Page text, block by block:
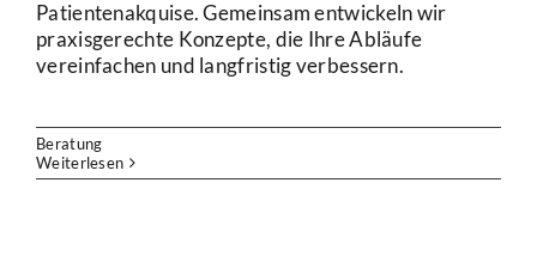
Patientenakquise. Gemeinsam entwickeln wir
praxisgerechte Konzepte, die Ihre Abläufe
vereinfachen und langfristig verbessern.
Beratung
Weiterlesen